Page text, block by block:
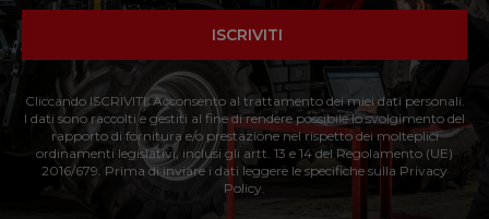
ISCRIVITI
Cliccando ISCRIVITI: Acconsento al trattamento dei miei dati personali.
I dati sono raccolti e gestiti al fine di rendere possibile lo svolgimento del
rapporto di fornitura e/o prestazione nel rispetto dei molteplici
ordinamenti legislativi, inclusi gli artt. 13 e 14 del Regolamento (UE)
2016/679. Prima di inviare i dati leggere le specifiche sulla Privacy
Policy.